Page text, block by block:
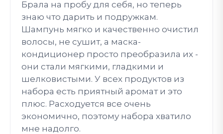
Брала на пробу для себя, но теперь
знаю что дарить и подружкам.
Шампунь мягко и качественно очистил
волосы, не сушит, а маска-
кондиционер просто преобразила их -
они стали мягкими, гладкими и
шелковистыми. У всех продуктов из
набора есть приятный аромат и это
плюс. Расходуется все очень
экономично, поэтому набора хватило
мне надолго.